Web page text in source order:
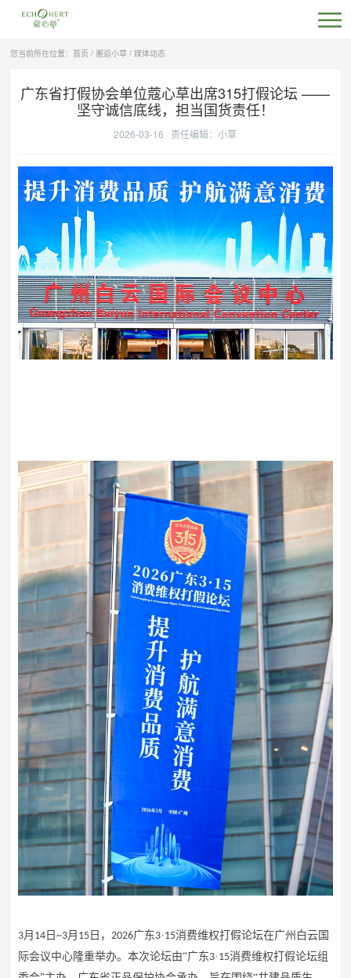
您当前所在位置：首页 /邂逅小草 /媒体动态
广东省打假协会单位蔻心草出席315打假论坛 ——
坚守诚信底线，担当国货责任！
2026-03-16 责任编辑：小草
3月 14 日~3月 15 日，2026广东3· 15消费维权打假论坛在广州白云国
际会议中心隆重举办。本次论坛由“广东3· 15消费维权打假论坛组